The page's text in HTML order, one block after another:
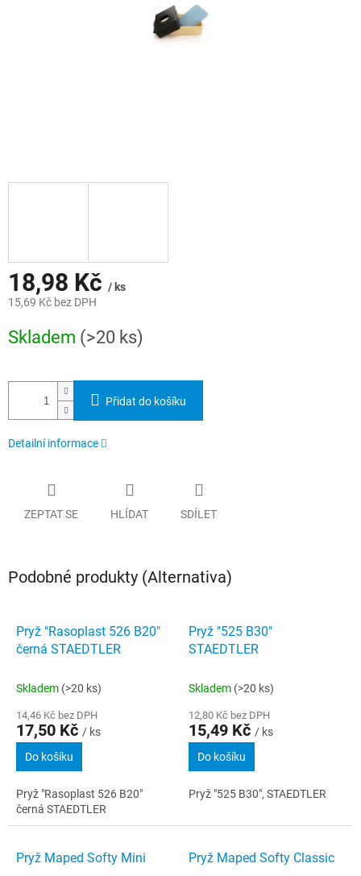
18,98 Kč / ks
15,69 Kč bez DPH
cena:
Skladem (>20 ks)
Přidat do košíku
Detailní informace
ZEPTAT SE HLÍDAT SDÍLET
Podobné produkty (Alternativa)
Pryž "Rasoplast 526 B20"
černá STAEDTLER
Skladem (>20 ks)
14,46 Kč bez DPH
17,50 Kč / ks
Do košíku
Pryž "Rasoplast 526 B20"
černá STAEDTLER
Pryž "525 B30"
STAEDTLER
Skladem (>20 ks)
12,80 Kč bez DPH
15,49 Kč / ks
Do košíku
Pryž "525 B30", STAEDTLER
Pryž Maped Softy Mini Pryž Maped Softy Classic